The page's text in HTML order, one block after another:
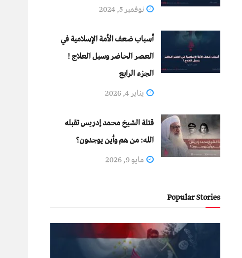
نوفمبر 5, 2024
أسباب ضعف الأمة الإسلامية في
العصر الحاضر وسبل العلاج !
الجزء الرابع
يناير 4, 2026
قتلة الشيخ محمد إدريس تقبله
الله: من هم وأين يوجدون؟
مايو 9, 2026
Popular Stories